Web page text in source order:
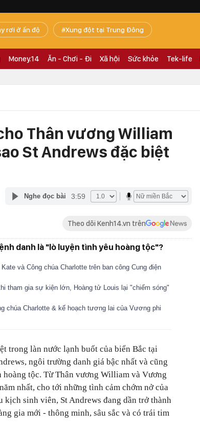
rơi ở ấn độ Xung đột tại Trung Đông
Money.14 Ăn - Chơi - Đi Xã hội Sức khỏe Tek-life
Thân vương William
St Andrews đặc biệt
Nghe đọc bài 3:59
Theo dõi Kenh14.vn trên
danh là "lò luyện tình yêu hoàng tộc"?
và Công chúa Charlotte trên ban công Cung điện
tham gia sự kiện lớn, Hoàng tử Louis lại "chiếm sóng"
chúa Charlotte & kế hoạch tương lai của Vương phi
trong làn nước lạnh buốt của biển Bắc tại
ngôi trường danh giá bậc nhất và cũng
tộc. Từ Thân vương William và Vương
nhất, cho tới những tình cảm chớm nở của
kịch sinh viên, St Andrews đang dần trở thành
gia mới - thông minh, sâu sắc và có trái tim